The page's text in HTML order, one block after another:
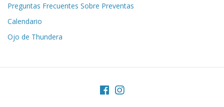
Preguntas Frecuentes Sobre Preventas
Calendario
Ojo de Thundera